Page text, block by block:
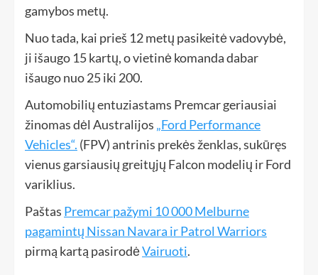
gamybos metų.
Nuo tada, kai prieš 12 metų pasikeitė vadovybė,
ji išaugo 15 kartų, o vietinė komanda dabar
išaugo nuo 25 iki 200.
Automobilių entuziastams Premcar geriausiai
žinomas dėl Australijos „Ford Performance
Vehicles“. (FPV) antrinis prekės ženklas, sukūręs
vienus garsiausių greitųjų Falcon modelių ir Ford
variklius.
Paštas Premcar pažymi 10 000 Melburne
pagamintų Nissan Navara ir Patrol Warriors
pirmą kartą pasirodėVairuoti.